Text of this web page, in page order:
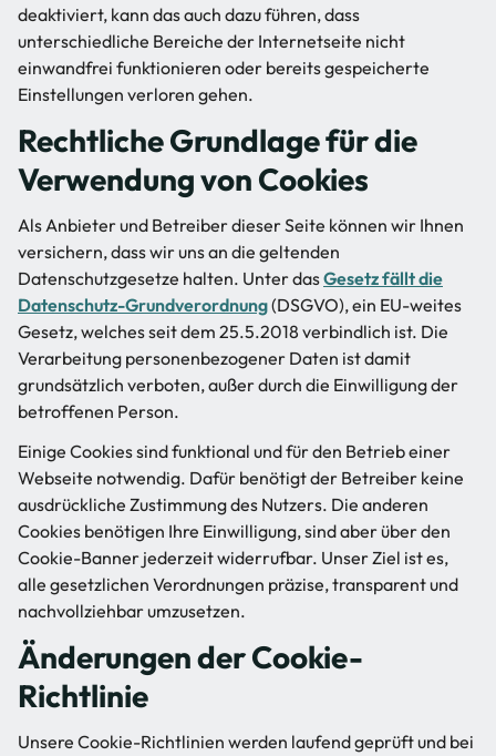
deaktiviert, kann das auch dazu führen, dass
unterschiedliche Bereiche der Internetseite nicht
einwandfrei funktionieren oder bereits gespeicherte
Einstellungen verloren gehen.
Rechtliche Grundlage für die
Verwendung von Cookies
Als Anbieter und Betreiber dieser Seite können wir Ihnen
versichern, dass wir uns an die geltenden
Datenschutzgesetze halten. Unter dasGesetz fällt die
Datenschutz-Grundverordnung(DSGVO), ein EU-weites
Gesetz, welches seit dem 25.5.2018 verbindlich ist. Die
Verarbeitung personenbezogener Daten ist damit
grundsätzlich verboten, außer durch die Einwilligung der
betroffenen Person.
Einige Cookies sind funktional und für den Betrieb einer
Webseite notwendig. Dafür benötigt der Betreiber keine
ausdrückliche Zustimmung des Nutzers. Die anderen
Cookies benötigen Ihre Einwilligung, sind aber über den
Cookie-Banner jederzeit widerrufbar. Unser Ziel ist es,
alle gesetzlichen Verordnungen präzise, transparent und
nachvollziehbar umzusetzen.
Änderungen der Cookie-
Richtlinie
Unsere Cookie-Richtlinien werden laufend geprüft und bei